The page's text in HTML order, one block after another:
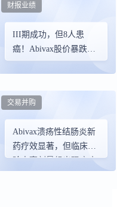
III期成功，但8人患
癌！Abivax股价暴跌
44%
财报业绩
Abivax溃疡性结肠炎新
药疗效显著，但临床试
验中高剂量组出现癌症
交易并购